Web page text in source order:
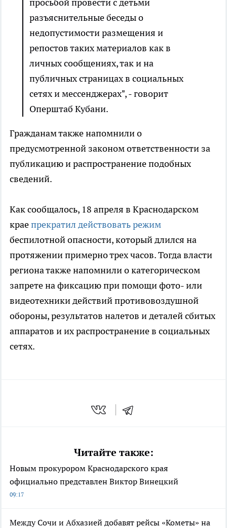
просьбой провести с детьми
разъяснительные беседы о
недопустимости размещения и
репостов таких материалов как в
личных сообщениях, так и на
публичных страницах в социальных
сетях и мессенджерах", - говорит
Оперштаб Кубани.
Гражданам также напомнили о
предусмотренной законом ответственности за
публикацию и распространение подобных
сведений.
Как сообщалось, 18 апреля в Краснодарском
краепрекратил действовать режим
беспилотной опасности, который длился на
протяжении примерно трех часов. Тогда власти
региона также напомнили о категорическом
запрете на фиксацию при помощи фото- или
видеотехники действий противовоздушной
обороны, результатов налетов и деталей сбитых
аппаратов и их распространение в социальных
сетях.
Читайте также:
Новым прокурором Краснодарского края
официально представлен Виктор Винецкий
09:17
Между Сочи и Абхазией добавят рейсы «Кометы» на